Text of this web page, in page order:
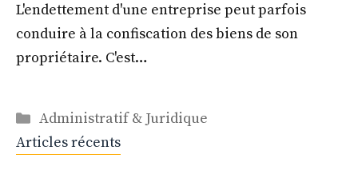
L'endettement d'une entreprise peut parfois
conduire à la confiscation des biens de son
propriétaire. C'est…
Catégories
Administratif & Juridique
Articles récents